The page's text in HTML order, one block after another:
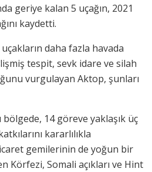
geriye kalan 5 uçağın, 2021
kaydetti.
daha fazla havada
tespit, sevk idare ve silah
vurgulayan Aktop, şunları
bölgede, 14 göreve yaklaşık üç
kararlılıkla
gemilerinin de yoğun bir
Körfezi, Somali açıkları ve Hint